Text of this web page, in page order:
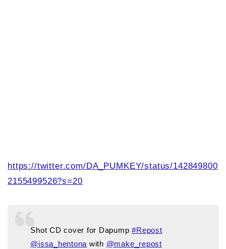
https://twitter.com/DA_PUMKEY/status/142849800
2155499526?s=20
Shot CD cover for Dapump#Repost
@issa_hentona with @make_repost